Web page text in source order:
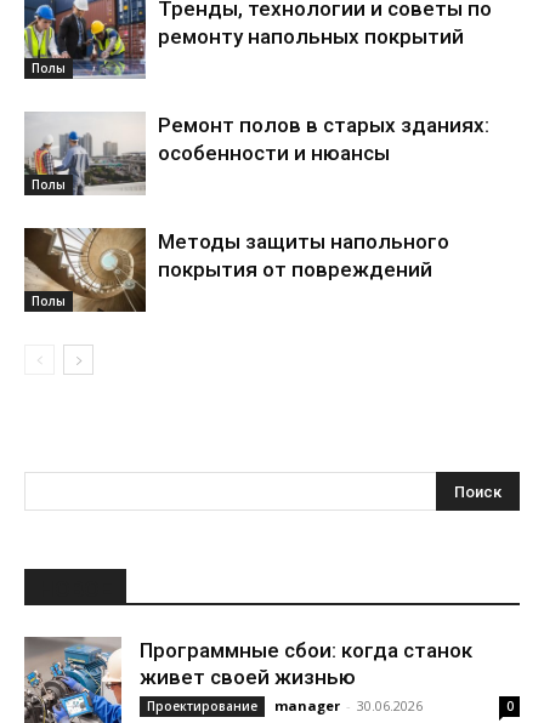
Полы
Тренды, технологии и советы по
ремонту напольных покрытий
Полы
Ремонт полов в старых зданиях:
особенности и нюансы
Полы
Методы защиты напольного
покрытия от повреждений
Программные сбои: когда станок
живет своей жизнью
Проектирование manager - 30.06.2026 0